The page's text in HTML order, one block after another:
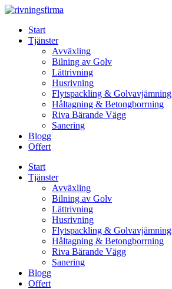
Skip
contentStart
Tjänster
Avväxling
Bilning av Golv
Lättrivning
Husrivning
Flytspackling & Golvavjämning
Håltagning & Betongborrning
Riva Bärande Vägg
Sanering
Blogg
Offert
Start
Tjänster
Avväxling
Bilning av Golv
Lättrivning
Husrivning
Flytspackling & Golvavjämning
Håltagning & Betongborrning
Riva Bärande Vägg
Sanering
Blogg
Offert